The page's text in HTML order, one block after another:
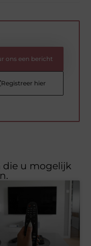
ons een bericht
Registreer hier
die u mogelijk